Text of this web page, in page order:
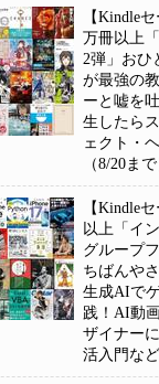
【Kindle
万冊以上
2弾」おひ
が最強の
ーと嘘を
生したら
ェクト・
（8/20まで
【Kindle
以上「イ
グループ
ちばんや
生成AIで
践！AI動
ザイナー
活入門な